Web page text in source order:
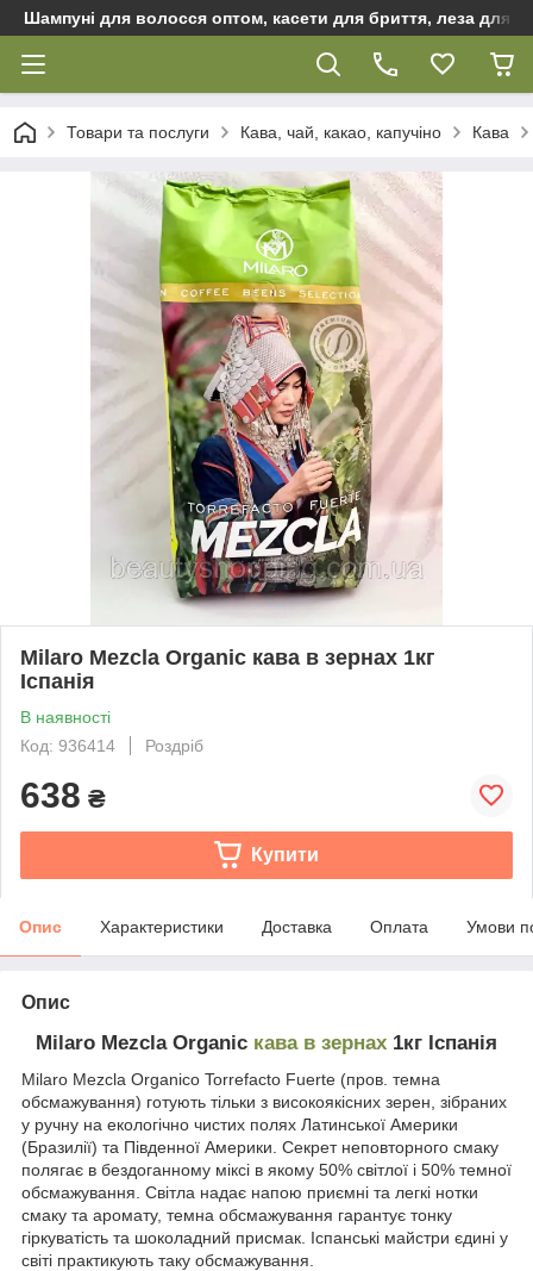
Шампуні для волосся оптом, касети для бриття, леза для
Товари та послуги Кава, чай, какао, капучіно Кава
Milaro Mezcla Organic кава в зернах 1кг
Іспанія
В наявності
Код: 936414
Роздріб
638 ₴
Купити
Опис Характеристики Доставка Оплата Умови
Опис
Milaro Mezcla Organic кава в зернах 1кг Іспанія
Milaro Mezcla Organico Torrefacto Fuerte (пров. темна
обсмажування) готують тільки з високоякісних зерен, зібраних
у ручну на екологічно чистих полях Латинської Америки
(Бразилії) та Південної Америки. Секрет неповторного смаку
полягає в бездоганному міксі в якому 50% світлої і 50% темної
обсмажування. Світла надає напою приємні та легкі нотки
смаку та аромату, темна обсмажування гарантує тонку
гіркуватість та шоколадний присмак. Іспанські майстри єдині у
світі практикують таку обсмажування.